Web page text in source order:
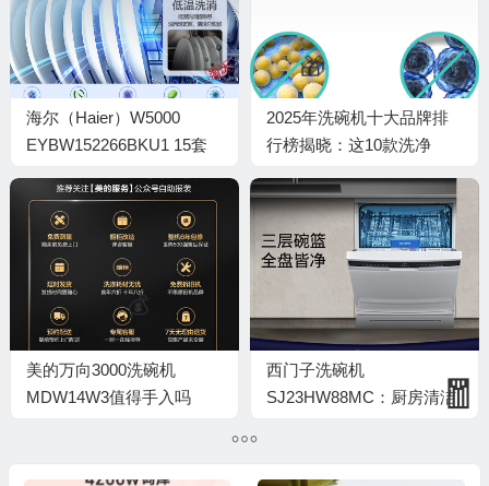
海尔（Haier）W5000
EYBW152266BKU1 15套
一文深入了解
2025年洗碗机十大品牌排
行榜揭晓：这10款洗净
美的万向3000洗碗机
MDW14W3值得手入吗
西门子洗碗机
SJ23HW88MC：厨房清洁
🧧